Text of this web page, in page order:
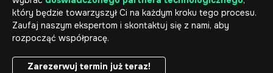
który będzie towarzyszył Ci na każdym kroku tego procesu.
Zaufaj naszym ekspertom i skontaktuj się z nami, aby
rozpocząć współpracę.
Zarezerwuj termin już teraz!